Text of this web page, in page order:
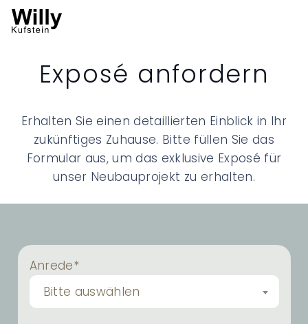
Exposé anfordern
Erhalten Sie einen detaillierten Einblick in Ihr
zukünftiges Zuhause. Bitte füllen Sie das
Formular aus, um das exklusive Exposé für
unser Neubauprojekt zu erhalten.
Anrede*
Bitte auswählen